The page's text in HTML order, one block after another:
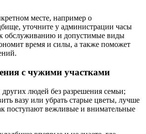
месте, например о
уточните у администрации часы
обслуживанию и допустимые виды
время и силы, а также поможет
с чужими участками
людей без разрешения семьи;
вазу или убрать старые цветы, лучше
поступают вежливые и внимательные